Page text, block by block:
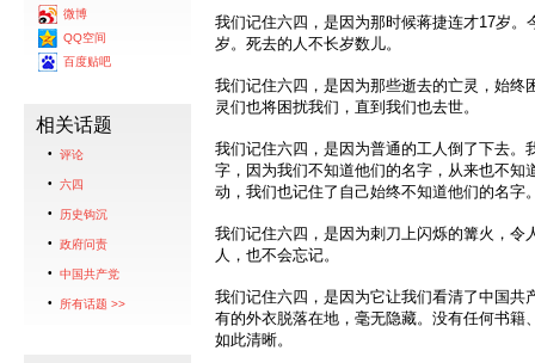
微博
QQ空间
百度贴吧
相关话题
评论
六四
历史钩沉
政府问责
中国共产党
所有话题 >>
我们记住六四，是因为那时候蒋捷连才17岁。
岁。死去的人不长岁数儿。
我们记住六四，是因为那些逝去的亡灵，始终
灵们也将困扰我们，直到我们也去世。
我们记住六四，是因为普通的工人倒了下去。
字，因为我们不知道他们的名字，从来也不知
动，我们也记住了自己始终不知道他们的名字
我们记住六四，是因为刺刀上闪烁的篝火，令
人，也不会忘记。
我们记住六四，是因为它让我们看清了中国共
有的外衣脱落在地，毫无隐藏。没有任何书籍
如此清晰。